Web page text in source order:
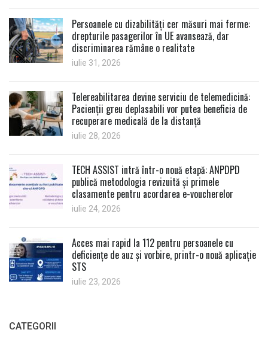
Persoanele cu dizabilități cer măsuri mai ferme:
drepturile pasagerilor în UE avansează, dar
discriminarea rămâne o realitate
iulie 31, 2026
Telereabilitarea devine serviciu de telemedicină:
Pacienții greu deplasabili vor putea beneficia de
recuperare medicală de la distanță
iulie 28, 2026
TECH ASSIST intră într-o nouă etapă: ANPDPD
publică metodologia revizuită și primele
clasamente pentru acordarea e-voucherelor
iulie 24, 2026
Acces mai rapid la 112 pentru persoanele cu
deficiențe de auz și vorbire, printr-o nouă aplicație
STS
iulie 23, 2026
CATEGORII